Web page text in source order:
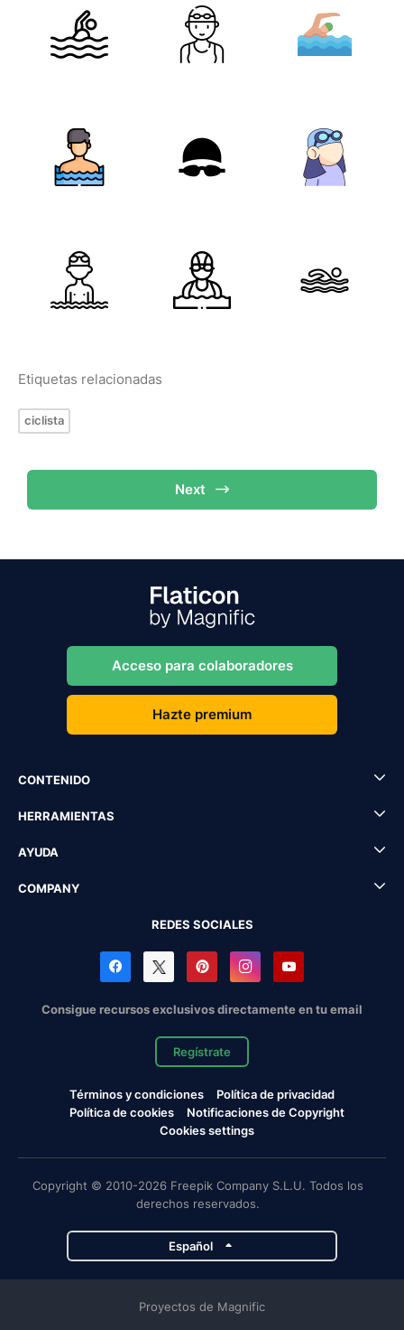
Etiquetas relacionadas
ciclista
Next
Acceso para colaboradores
Hazte premium
CONTENIDO
HERRAMIENTAS
AYUDA
COMPANY
REDES SOCIALES
Consigue recursos exclusivos directamente en tu email
Regístrate
Términos y condiciones
Política de privacidad
Política de cookies
Notificaciones de Copyright
Cookies settings
Copyright © 2010-2026 Freepik Company S.L.U. Todos los
derechos reservados.
Español
Proyectos de Magnific